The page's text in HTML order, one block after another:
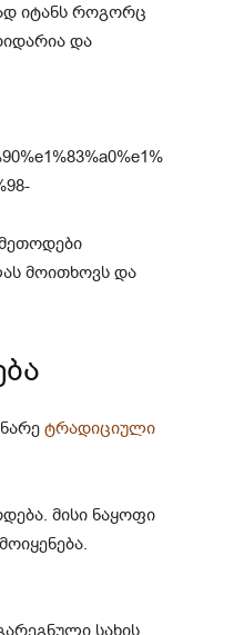
იტანს როგორც
და
მეთოდები
მოითხოვს და
ტრადიციული
მისი ნაყოფი